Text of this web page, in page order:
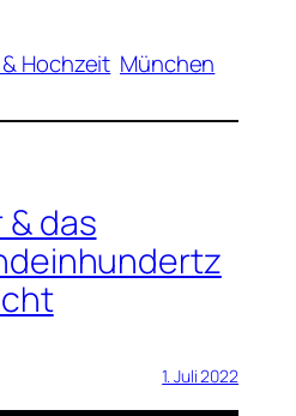
Hochzeit München
das
1. Juli 2022